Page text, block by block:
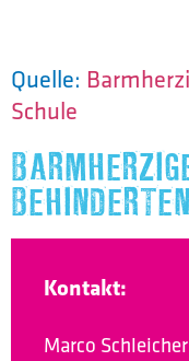
Kontakt:
Marco Schleicher
Quelle:
Schule